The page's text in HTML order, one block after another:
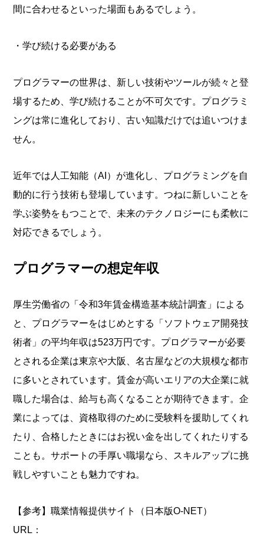
間に合わせるといった場面もあるでしょう。
・学び続ける必要がある
プログラマーの世界は、新しい技術やツールが続々と登
場するため、学び続けることが不可欠です。プログラミ
ングは常に進化しており、古い知識だけでは追いつけま
せん。
近年では人工知能（AI）が進化し、プログラミングを自
動的に行う技術も登場しています。つねに新しいことを
学ぶ姿勢をもつことで、未来のテクノロジーにも柔軟に
対応できるでしょう。
プログラマーの想定年収
厚生労働省の「令和3年賃金構造基本統計調査」による
と、プログラマーをはじめとする「ソフトウェア開発技
術者」の平均年収は523万円です。プログラマーが必要
とされる企業は東京や大阪、名古屋などの大規模な都市
に多いとされています。賃金が高いエリアの大企業に就
職した場合は、給与も高くなることが期待できます。企
業によっては、資格取得のために受験料を援助してくれ
たり、合格したときにはお祝い金を出してくれたりする
ことも。サポートの手厚い職場なら、スキルアップに挑
戦しやすいことも魅力ですね。
【参考】職業情報提供サイト（日本版O-NET）
URL：